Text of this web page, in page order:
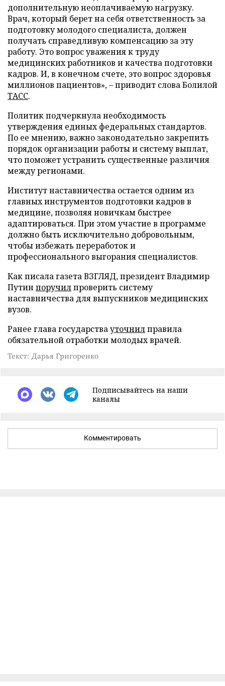
дополнительную неоплачиваемую нагрузку.
Врач, который берет на себя ответственность за
подготовку молодого специалиста, должен
получать справедливую компенсацию за эту
работу. Это вопрос уважения к труду
медицинских работников и качества подготовки
кадров. И, в конечном счете, это вопрос здоровья
миллионов пациентов», – приводит слова Болилой
ТАСС.
Политик подчеркнула необходимость
утверждения единых федеральных стандартов.
По ее мнению, важно законодательно закрепить
порядок организации работы и систему выплат,
что поможет устранить существенные различия
между регионами.
Институт наставничества остается одним из
главных инструментов подготовки кадров в
медицине, позволяя новичкам быстрее
адаптироваться. При этом участие в программе
должно быть исключительно добровольным,
чтобы избежать переработок и
профессионального выгорания специалистов.
Как писала газета ВЗГЛЯД, президент Владимир
Путин поручилпроверить систему
наставничества для выпускников медицинских
вузов.
Ранее глава государствауточнилправила
обязательной отработки молодых врачей.
Текст: Дарья Григоренко
Подписывайтесь на наши
каналы
Комментировать